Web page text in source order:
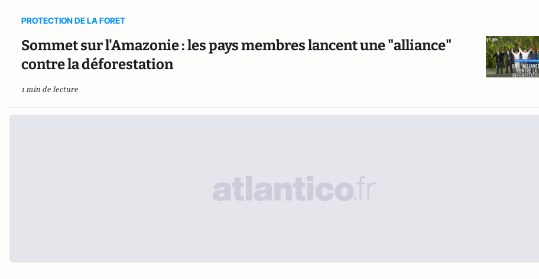
PROTECTION DE LA FORET
Sommet sur l'Amazonie : les pays membres lancent une "alliance"
contre la déforestation
1 min de lecture